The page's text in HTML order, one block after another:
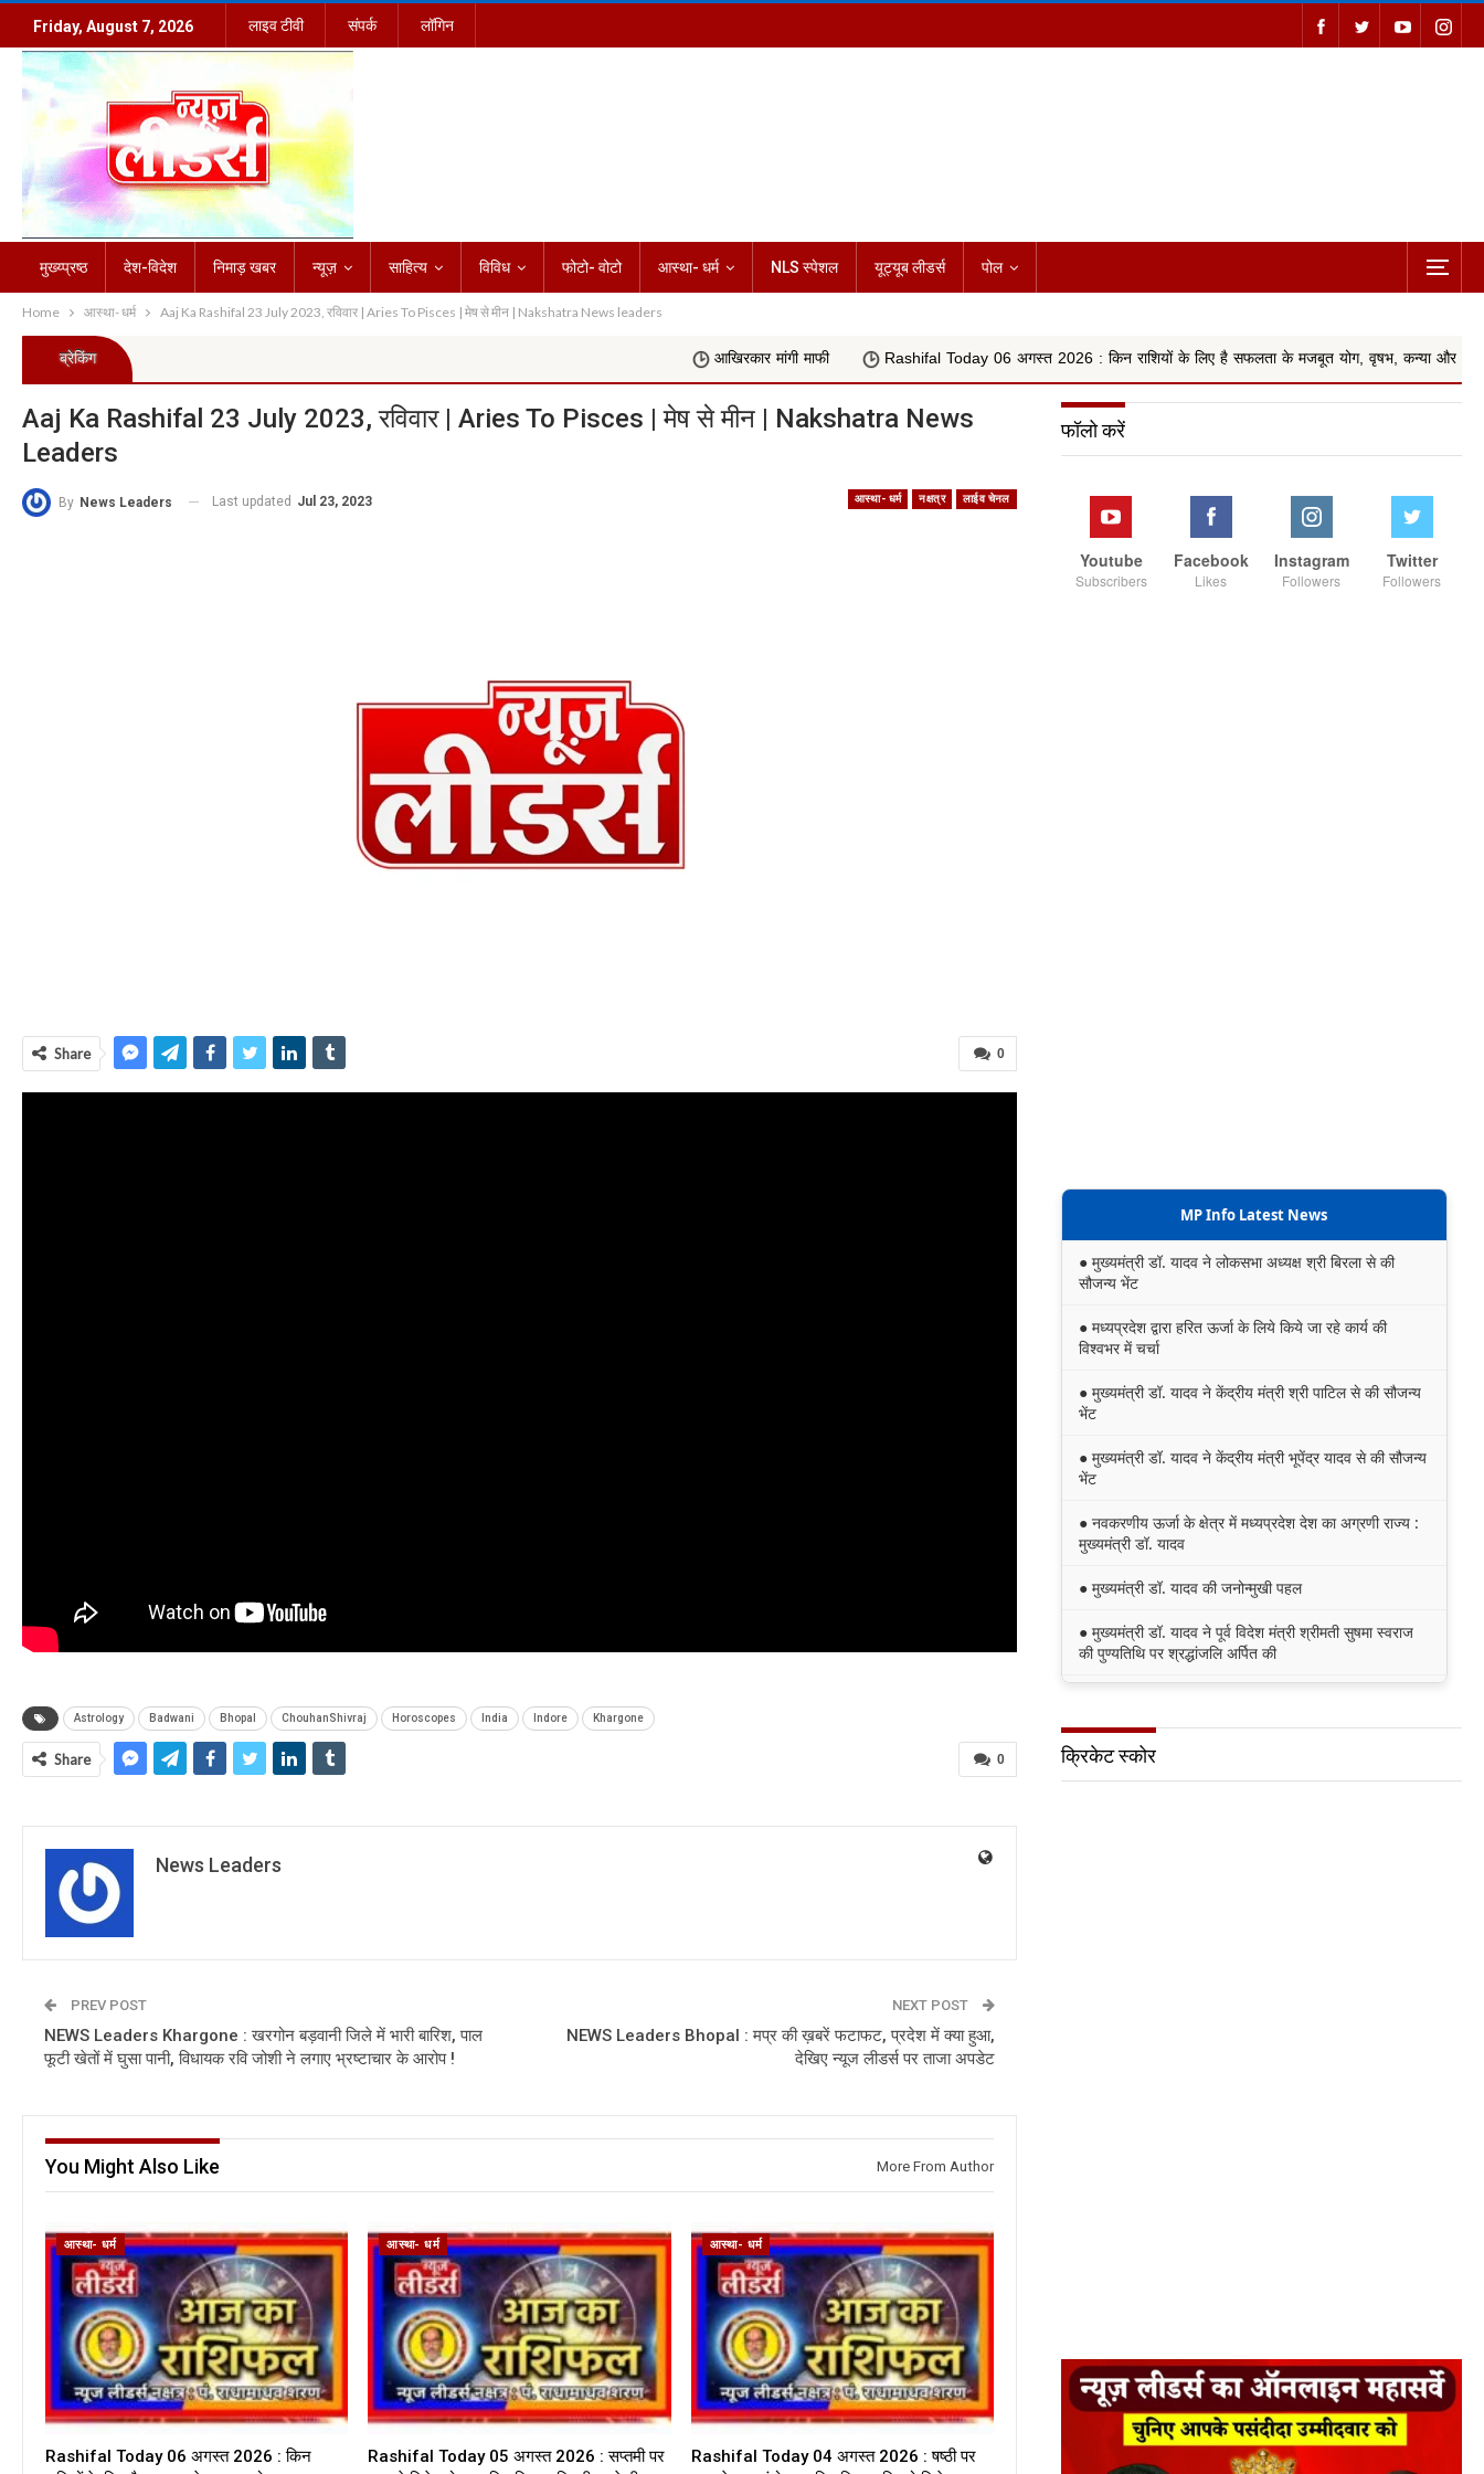
Friday, August 7, 2026 लाइव टीवी संपर्क लॉगिन
मुख्य्प्रष्ठ देश-विदेश निमाड़ खबर न्यूज़ साहित्य विविध फोटो- वोटो आस्था- धर्म NLS स्पेशल यूट्यूब लीडर्स पोल
Home आस्था- धर्म Aaj Ka Rashifal 23 July 2023, रविवार | Aries To Pisces | मेष से मीन | Nakshatra News leaders
ब्रेकिंग आखिरकार मांगी माफी Rashifal Today 06 अगस्त 2026 : किन राशियों के लिए है सफलता के मजबूत योग, वृषभ, कन्या और किन राशियों ...
Aaj Ka Rashifal 23 July 2023, रविवार | Aries To Pisces | मेष से मीन | Nakshatra News
Leaders
आस्था- धर्म नक्षत्र लाईव चेनल
By News Leaders Last updated Jul 23, 2023
0
Share
Astrology Badwani Bhopal ChouhanShivraj Horoscopes India Indore Khargone
0
Share
News Leaders
PREV POST
NEWS Leaders Khargone : खरगोन बड़वानी जिले में भारी बारिश, पाल
फूटी खेतों में घुसा पानी, विधायक रवि जोशी ने लगाए भ्रष्टाचार के आरोप !
NEXT POST
NEWS Leaders Bhopal : मप्र की ख़बरें फटाफट, प्रदेश में क्या हुआ,
देखिए न्यूज लीडर्स पर ताजा अपडेट
You Might Also Like More From Author
आस्था- धर्म
Rashifal Today 06 अगस्त 2026 : किन
आस्था- धर्म
Rashifal Today 05 अगस्त 2026 : सप्तमी पर
आस्था- धर्म
Rashifal Today 04 अगस्त 2026 : षष्ठी पर
फॉलो करें
Youtube
Subscribers
Facebook
Likes
Instagram
Followers
Twitter
Followers
MP Info Latest News
● मुख्यमंत्री डॉ. यादव ने लोकसभा अध्यक्ष श्री बिरला से की
सौजन्य भेंट
● मध्यप्रदेश द्वारा हरित ऊर्जा के लिये किये जा रहे कार्य की
विश्वभर में चर्चा
● मुख्यमंत्री डॉ. यादव ने केंद्रीय मंत्री श्री पाटिल से की सौजन्य
भेंट
● मुख्यमंत्री डॉ. यादव ने केंद्रीय मंत्री भूपेंद्र यादव से की सौजन्य
भेंट
● नवकरणीय ऊर्जा के क्षेत्र में मध्यप्रदेश देश का अग्रणी राज्य :
मुख्यमंत्री डॉ. यादव
● मुख्यमंत्री डॉ. यादव की जनोन्मुखी पहल
● मुख्यमंत्री डॉ. यादव ने पूर्व विदेश मंत्री श्रीमती सुषमा स्वराज
की पुण्यतिथि पर श्रद्धांजलि अर्पित की
● मध्यप्रदेश में सृजन संवाद अभियान का शुभारंभ
क्रिकेट स्कोर